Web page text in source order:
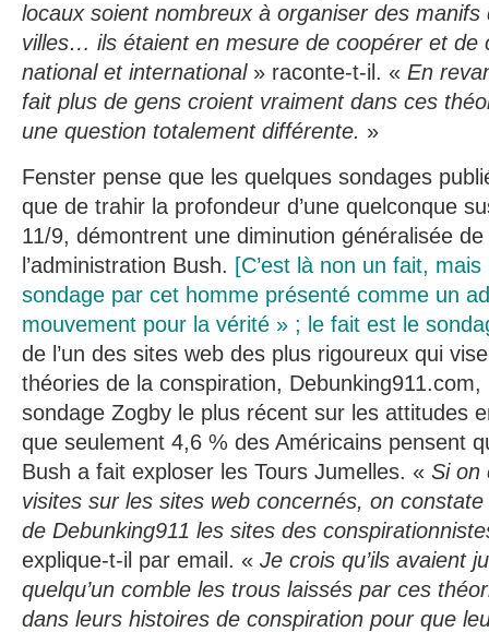
locaux soient nombreux à organiser des manifs
villes… ils étaient en mesure de coopérer et de
national et international» raconte-t-il. « En
fait plus de gens croient vraiment dans ces
une question totalement différente. »
Fenster pense que les quelques sondages
que de trahir la profondeur d’une quelconque
11/9, démontrent une diminution généralisée
l’administration Bush. [C’est là non un fait, mais
sondage par cet homme présenté comme un
mouvement pour la vérité » ; le fait est le
de l’un des sites web des plus rigoureux qui
théories de la conspiration,
sondage Zogby le plus récent sur les attitudes
que seulement 4,6 % des Américains pensent
Bush a fait exploser les Tours Jumelles. « Si on
visites sur les sites web concernés, on constate
de Debunking911 les sites des
explique-t-il par email. « Je crois qu’ils avaient
quelqu’un comble les trous laissés par ces
dans leurs histoires de conspiration pour que